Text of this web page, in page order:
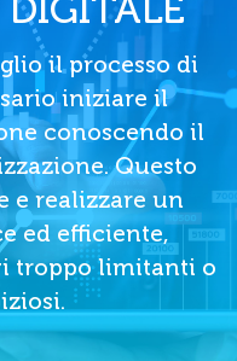
DIGITALE
il processo di
iniziare il
conoscendo il
Questo
e realizzare un
ed efficiente,
troppo limitanti o